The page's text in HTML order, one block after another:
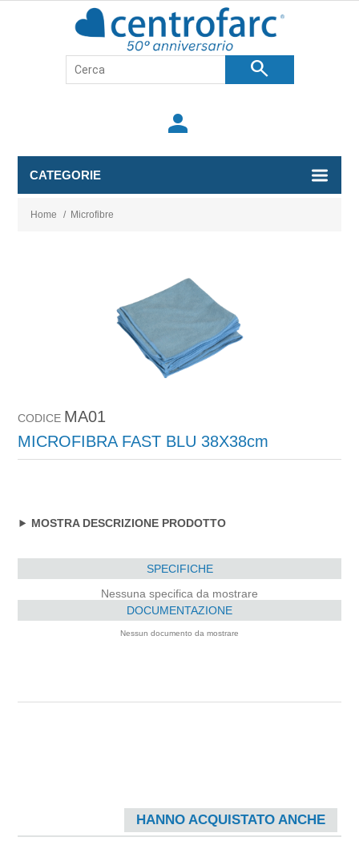
search
person
CATEGORIE
Home / Microfibre
CODICE MA01
MICROFIBRA FAST BLU 38X38cm
MOSTRA DESCRIZIONE PRODOTTO
SPECIFICHE
Nessuna specifica da mostrare
DOCUMENTAZIONE
Nessun documento da mostrare
HANNO ACQUISTATO ANCHE